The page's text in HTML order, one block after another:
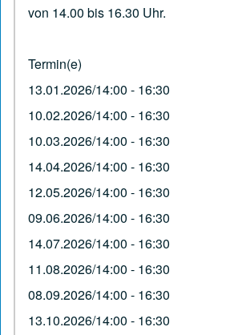
von 14.00 bis 16.30 Uhr.
Termin(e)
13.01.2026/14:00 - 16:30
10.02.2026/14:00 - 16:30
10.03.2026/14:00 - 16:30
14.04.2026/14:00 - 16:30
12.05.2026/14:00 - 16:30
09.06.2026/14:00 - 16:30
14.07.2026/14:00 - 16:30
11.08.2026/14:00 - 16:30
08.09.2026/14:00 - 16:30
13.10.2026/14:00 - 16:30